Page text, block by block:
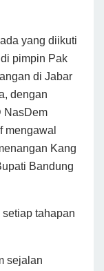
yang diikuti
pimpin Pak
di Jabar
dengan
NasDem
mengawal
Kang
upati Bandung
tahapan
sejalan